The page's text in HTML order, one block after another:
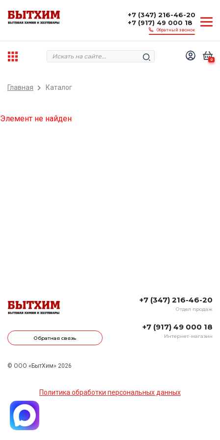
+7 (347) 216-46-20
+7 (917) 49 000 18
Обратный звонок
0
Главная Каталог
Элемент не найден
Обратная связь
+7 (347) 216-46-20
Отдел продаж
+7 (917) 49 000 18
Интернет-магазин
© ООО «БытХим» 2026
Политика обработки персональных данных